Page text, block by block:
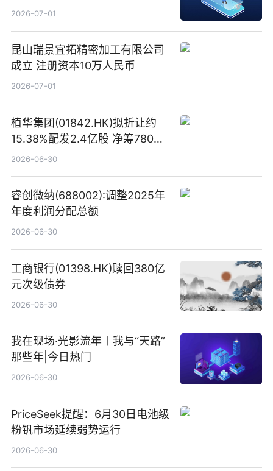
易盛、中际旭创、立讯精密
2026-07-01
昆山瑞景宜拓精密加工有限公司
成立 注册资本10万人民币
2026-07-01
植华集团(01842.HK)拟折让约
15.38%配发2.4亿股 净筹780万
港元
2026-06-30
睿创微纳(688002):调整2025年
年度利润分配总额
2026-06-30
工商银行(01398.HK)赎回380亿
元次级债券
2026-06-30
我在现场·光影流年丨我与“天路”
那些年|今日热门
2026-06-30
PriceSeek提醒：6月30日电池级
粉钒市场延续弱势运行
2026-06-30